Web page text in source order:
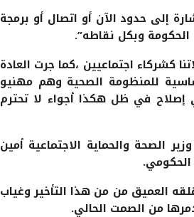
إلى حدود الآن أو اتصال أو برمجة
وبكل نقاطه”.
كشركاء اجتماعيين ،كما جرت العادة
للمنظومة الصحية وهم مهنيو
إصلاح في ظل هكذا أجواء لا تحترم
الصحة والحماية الاجتماعية أمين
العميق من من هذا التأخير وغياب
من الصمت الحالي.